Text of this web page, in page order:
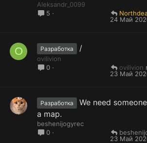
Aleksandr_0099
5
24 Май
O Разработка /
ovilivion
0
23 Май
ovilivion
Разработка
We need
a map.
beshenijogyrec
0
23 Май